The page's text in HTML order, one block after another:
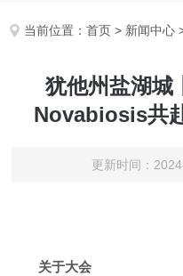
当前位置：首页 > 新闻中心
犹他州盐湖城
Novabiosis共
更新时间：
关于大会